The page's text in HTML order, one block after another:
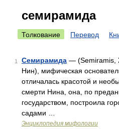
семирамида
Толкование Перевод
1 Семирамида — (Semiramis,
Нин), мифическая
отличалась красотой и
смерти Нина, она, по
государством, построила
садами …
Энциклопедия мифологии